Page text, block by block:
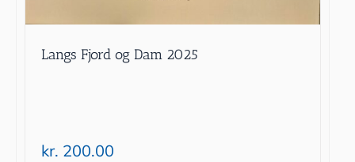
Langs Fjord og Dam 2025
kr. 200.00